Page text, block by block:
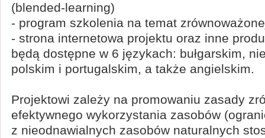
(blended-learning)
- program szkolenia na temat
- strona internetowa projektu oraz inne
będą dostępne w 6 językach: bułgarskim,
polskim i portugalskim, a także angielskim.
Projektowi zależy na promowaniu zasady
efektywnego wykorzystania zasobów
z nieodnawialnych zasobów naturalnych